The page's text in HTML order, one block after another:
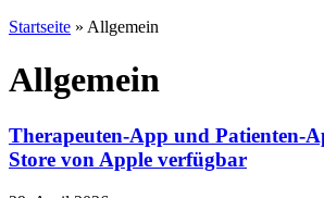
Startseite » Allgemein
Allgemein
Therapeuten-App und Patienten-
Store von Apple verfügbar